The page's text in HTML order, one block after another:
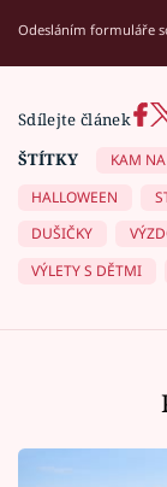
Odesláním formuláře
Sdílejte článek
ŠTÍTKY
KAM
HALLOWEEN
DUŠIČKY
VÝLETY S DĚTMI